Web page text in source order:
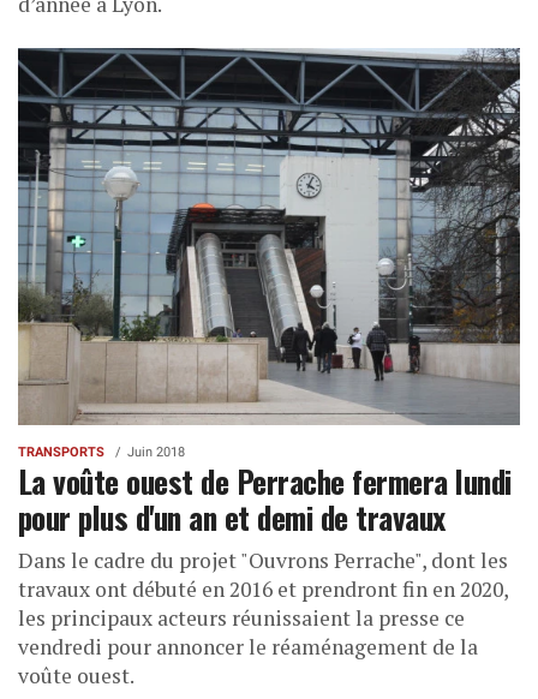
TRANSPORTS Juin 2018
La voûte ouest de Perrache fermera lundi
pour plus d'un an et demi de travaux
Dans le cadre du projet "Ouvrons Perrache", dont les
travaux ont débuté en 2016 et prendront fin en 2020,
les principaux acteurs réunissaient la presse ce
vendredi pour annoncer le réaménagement de la
voûte ouest.